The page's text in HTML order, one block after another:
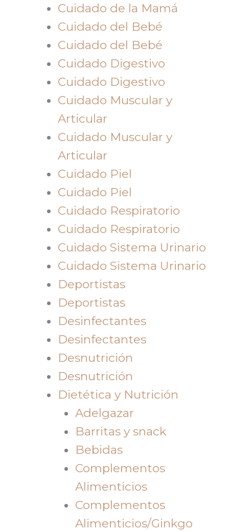
Cuidado de la Mamá
Cuidado del Bebé
Cuidado del Bebé
Cuidado Digestivo
Cuidado Digestivo
Cuidado Muscular y
Articular
Cuidado Muscular y
Articular
Cuidado Piel
Cuidado Piel
Cuidado Respiratorio
Cuidado Respiratorio
Cuidado Sistema Urinario
Cuidado Sistema Urinario
Deportistas
Deportistas
Desinfectantes
Desinfectantes
Desnutrición
Desnutrición
Dietética y Nutrición
Adelgazar
Barritas y snack
Bebidas
Complementos
Alimenticios
Complementos
Alimenticios/Ginkgo